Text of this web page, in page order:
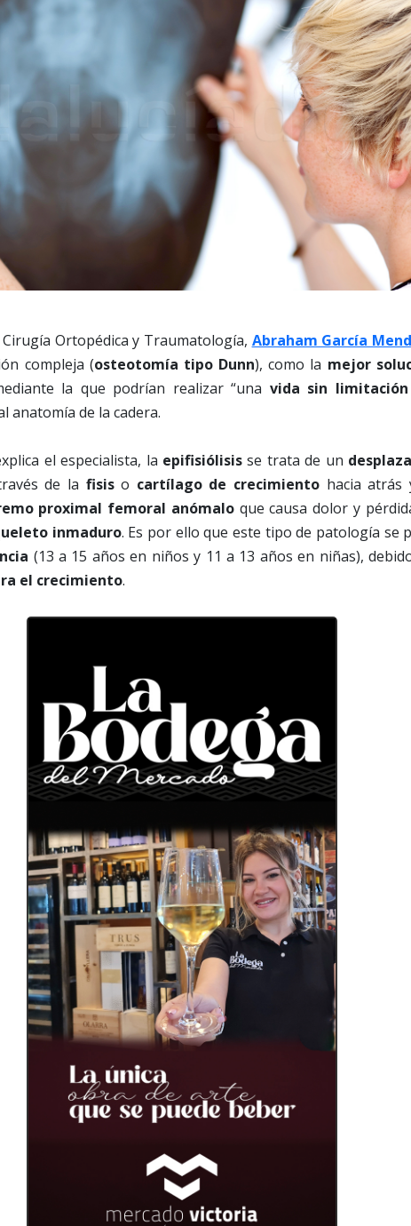
Cirugía Ortopédica y Traumatología, Abraham García
compleja (osteotomía tipo Dunn), como la mejor
la que podrían realizar “una vida sin
anatomía de la cadera.
el especialista, la epifisiólisisse trata de un
de la fisiso cartílago de crecimiento hacia atrás
proximal femoral anómaloque causa dolor y
inmaduro. Es por ello que este tipo de patología se
(13 a 15 años en niños y 11 a 13 años en niñas),
el crecimiento.